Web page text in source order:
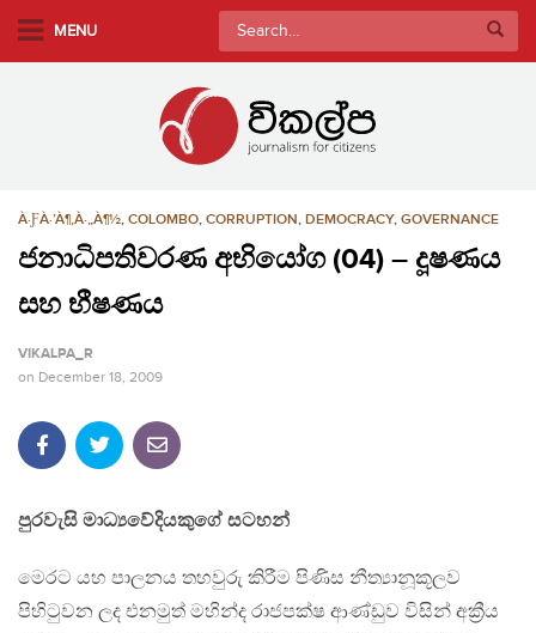
MENU
Search
for:
À·ƑÀ·’À¶‚À·„À¶½, COLOMBO, CORRUPTION, DEMOCRACY, GOVERNANCE
ජනාධිපතිවරණ අභියෝග (04) – දූෂණය
සහ භීෂණය
VIKALPA_R
on December 18, 2009
පුරවැසි මාධ්‍යවේදියකුගේ සටහන්
මෙරට යහ පාලනය තහවුරු කිරීම පිණිස නීත්‍යානූකූලව
පිහිටුවන ලද එනමුත් මහින්ද රාජපක්ෂ ආණ්ඩුව විසින් අක්‍රීය